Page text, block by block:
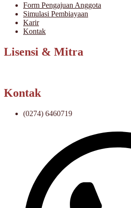
Form Pengajuan Anggota
Simulasi Pembiayaan
Karir
Kontak
Lisensi & Mitra
Kontak
(0274) 6460719